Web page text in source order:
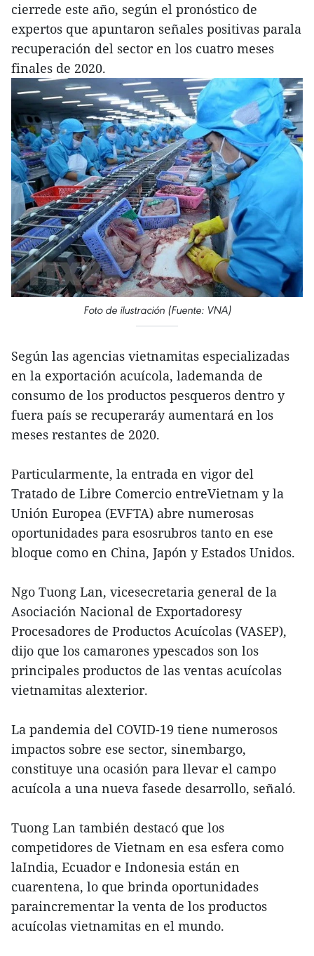
cierrede este año, según el pronóstico de
expertos que apuntaron señales positivas parala
recuperación del sector en los cuatro meses
finales de 2020.
Foto de ilustración (Fuente: VNA)
Según las agencias vietnamitas especializadas
en la exportación acuícola, lademanda de
consumo de los productos pesqueros dentro y
fuera país se recuperaráy aumentará en los
meses restantes de 2020.
Particularmente, la entrada en vigor del
Tratado de Libre Comercio entreVietnam y la
Unión Europea (EVFTA) abre numerosas
oportunidades para esosrubros tanto en ese
bloque como en China, Japón y Estados Unidos.
Ngo Tuong Lan, vicesecretaria general de la
Asociación Nacional de Exportadoresy
Procesadores de Productos Acuícolas (VASEP),
dijo que los camarones ypescados son los
principales productos de las ventas acuícolas
vietnamitas alexterior.
La pandemia del COVID-19 tiene numerosos
impactos sobre ese sector, sinembargo,
constituye una ocasión para llevar el campo
acuícola a una nueva fasede desarrollo, señaló.
Tuong Lan también destacó que los
competidores de Vietnam en esa esfera como
laIndia, Ecuador e Indonesia están en
cuarentena, lo que brinda oportunidades
paraincrementar la venta de los productos
acuícolas vietnamitas en el mundo.